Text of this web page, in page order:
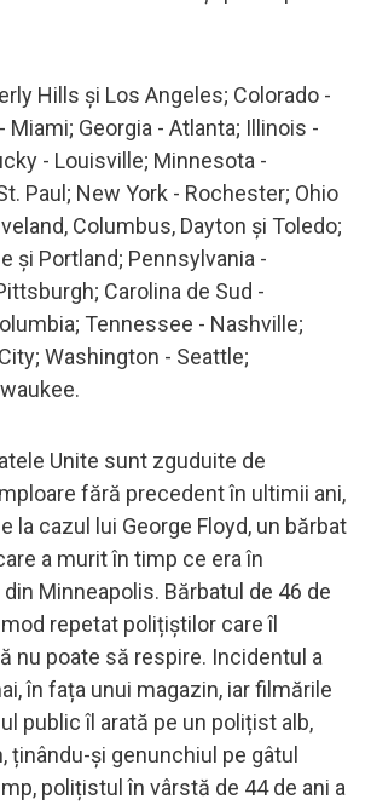
Hills și Los Angeles; Colorado -
Miami; Georgia - Atlanta; Illinois -
- Louisville; Minnesota -
Paul; New York - Rochester; Ohio
Columbus, Dayton și Toledo;
și Portland; Pennsylvania -
Carolina de Sud -
Tennessee - Nashville;
Washington - Seattle;
Unite sunt zguduite de
fără precedent în ultimii ani,
la cazul lui George Floyd, un bărbat
a murit în timp ce era în
Minneapolis. Bărbatul de 46 de
repetat polițiștilor care îl
nu poate să respire. Incidentul a
în fața unui magazin, iar filmările
public îl arată pe un polițist alb,
ținându-și genunchiul pe gâtul
polițistul în vârstă de 44 de ani a